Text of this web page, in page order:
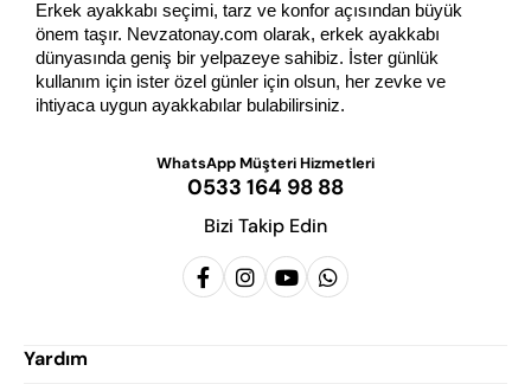
Erkek ayakkabı seçimi, tarz ve konfor açısından büyük
önem taşır. Nevzatonay.com olarak, erkek ayakkabı
dünyasında geniş bir yelpazeye sahibiz. İster günlük
kullanım için ister özel günler için olsun, her zevke ve
ihtiyaca uygun ayakkabılar bulabilirsiniz.
WhatsApp Müşteri Hizmetleri
0533 164 98 88
Bizi Takip Edin
Yardım